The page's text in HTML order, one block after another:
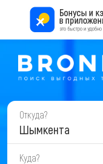
Откуда?
Шымкента
Куда?